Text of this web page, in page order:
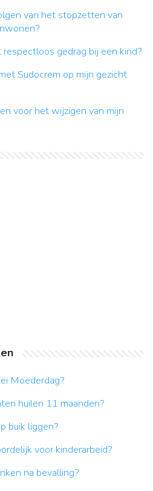
van het stopzetten van
gedrag bij een kind?
Sudocrem op mijn gezicht
voor het wijzigen van mijn
Moederdag?
huilen 11 maanden?
buik liggen?
voor kinderarbeid?
na bevalling?